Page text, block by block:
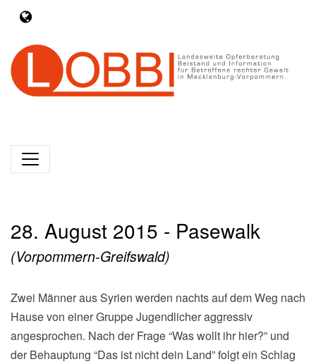
28. August 2015 - Pasewalk
(Vorpommern-Greifswald)
Zwei Männer aus Syrien werden nachts auf dem Weg nach
Hause von einer Gruppe Jugendlicher aggressiv
angesprochen. Nach der Frage “Was wollt ihr hier?” und
der Behauptung “Das ist nicht dein Land” folgt ein Schlag